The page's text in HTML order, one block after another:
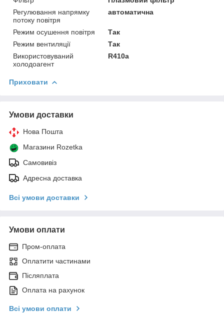
Регулювання напрямку
потоку повітря
автоматична
Режим осушення повітря
Так
Режим вентиляції
Так
Використовуваний
холодоагент
R410a
Приховати
Умови доставки
Нова Пошта
Магазини Rozetka
Самовивіз
Адресна доставка
Всі умови доставки
Умови оплати
Пром-оплата
Оплатити частинами
Післяплата
Оплата на рахунок
Всі умови оплати